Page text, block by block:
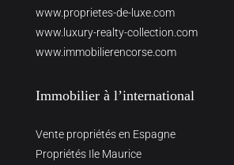
www.proprietes-de-luxe.com
www.luxury-realty-collection.com
www.immobilierencorse.com
Immobilier à l’international
Vente propriétés en Espagne
Propriétés Ile Maurice